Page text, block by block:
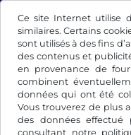
Ce site Internet utilise
similaires. Certains
sont utilisés à des fins
des contenus et
en provenance de
combinent
données qui ont été
Vous trouverez de plus
des données
consultant notre
Facebook